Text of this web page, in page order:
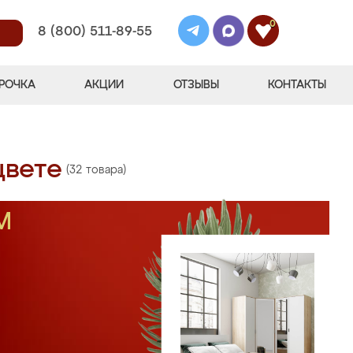
8 (800) 511-89-55
0
АКЦИИ ОТЗЫВЫ КОНТАКТЫ
(32 товара)